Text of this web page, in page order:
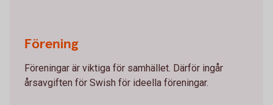
Förening
Föreningar är viktiga för samhället. Därför ingår
årsavgiften för Swish för ideella föreningar.